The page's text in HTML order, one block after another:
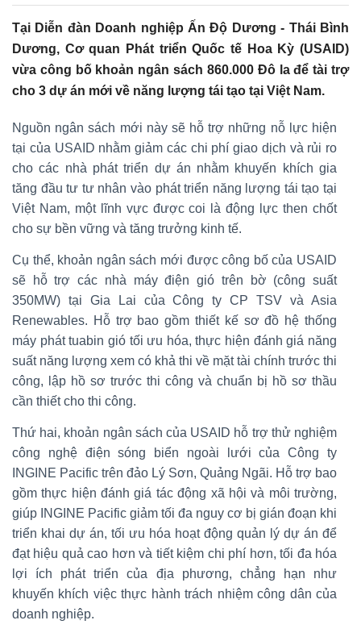
Tại Diễn đàn Doanh nghiệp Ấn Độ Dương - Thái Bình
Dương, Cơ quan Phát triển Quốc tế Hoa Kỳ (USAID)
vừa công bố khoản ngân sách 860.000 Đô la để tài trợ
cho 3 dự án mới về năng lượng tái tạo tại Việt Nam.
Nguồn ngân sách mới này sẽ hỗ trợ những nỗ lực hiện
tại của USAID nhằm giảm các chi phí giao dịch và rủi ro
cho các nhà phát triển dự án nhằm khuyến khích gia
tăng đầu tư tư nhân vào phát triển năng lượng tái tạo tại
Việt Nam, một lĩnh vực được coi là động lực then chốt
cho sự bền vững và tăng trưởng kinh tế.
Cụ thể, khoản ngân sách mới được công bố của USAID
sẽ hỗ trợ các nhà máy điện gió trên bờ (công suất
350MW) tại Gia Lai của Công ty CP TSV và Asia
Renewables. Hỗ trợ bao gồm thiết kế sơ đồ hệ thống
máy phát tuabin gió tối ưu hóa, thực hiện đánh giá năng
suất năng lượng xem có khả thi về mặt tài chính trước thi
công, lập hồ sơ trước thi công và chuẩn bị hồ sơ thầu
cần thiết cho thi công.
Thứ hai, khoản ngân sách của USAID hỗ trợ thử nghiệm
công nghệ điện sóng biển ngoài lưới của Công ty
INGINE Pacific trên đảo Lý Sơn, Quảng Ngãi. Hỗ trợ bao
gồm thực hiện đánh giá tác động xã hội và môi trường,
giúp INGINE Pacific giảm tối đa nguy cơ bị gián đoạn khi
triển khai dự án, tối ưu hóa hoạt động quản lý dự án để
đạt hiệu quả cao hơn và tiết kiệm chi phí hơn, tối đa hóa
lợi ích phát triển của địa phương, chẳng hạn như
khuyến khích việc thực hành trách nhiệm công dân của
doanh nghiệp.